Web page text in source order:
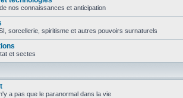
nos connaissances et anticipation
sorcellerie, spiritisme et autres pouvoirs surnaturels
et sectes
a pas que le paranormal dans la vie